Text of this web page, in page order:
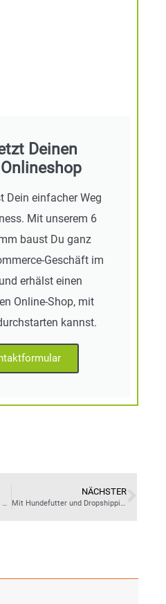
Deinen
Dein einfacher Weg
Mit unserem 6
baust Du ganz
Geschäft im
erhälst einen
Online-Shop, mit
kannst.
Zuhause Geld verdienen: Die 8 besten Möglichkeiten
NÄCHSTER
Mit Hundefutter und Dropshipping nebenbei Geld verdienen